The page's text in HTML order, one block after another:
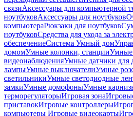
связиАксессуары для компьютерной
ноутбуковАксессуары для ноутбуков
компьютераРюкзаки для ноутбуков
ноутбуковСредства для ухода за
обеспечениеСистема Умный дом
домомУмные колонки, станцииУмные
видеонаблюденияУмные датчики для
лампыУмные выключателиУмные
светильникиУмные светодиодные
замкиУмные домофоныУмные
терморегуляторыИгровая зона
приставокИгровые контроллеры
компьютеры Игровые видеокарты